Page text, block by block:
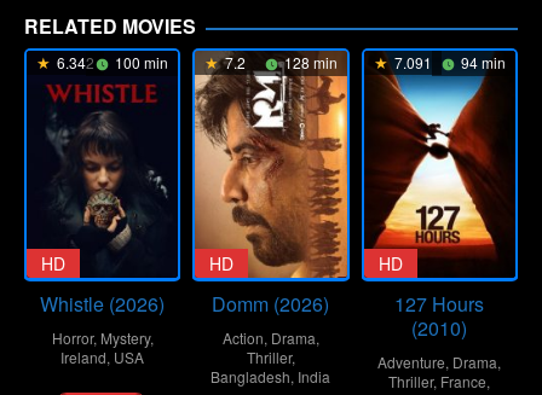
RELATED MOVIES
6.342 100 min
HD
Whistle (2026)
Horror, Mystery,
Ireland, USA
7.2 128 min
HD
Domm (2026)
Action, Drama,
Thriller,
Bangladesh, India
7.091 94 min
HD
127 Hours
(2010)
Adventure, Drama,
Thriller, France,